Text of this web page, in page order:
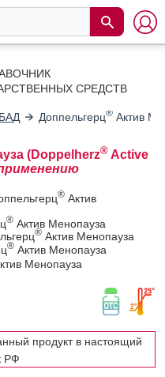
СРЕДСТВ
БАД Доппельгерц® Актив
(Doppelherz® Active
® Актив
® Актив Менопауза
® Актив Менопауза
® Актив Менопауза
Менопауза
продукт в настоящий
РФ